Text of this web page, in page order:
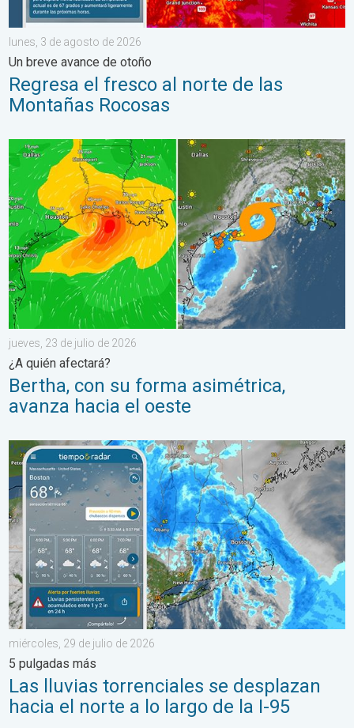
lunes, 3 de agosto de 2026
Un breve avance de otoño
Regresa el fresco al norte de las
Montañas Rocosas
Bertha, con su forma asimétrica, avanza hacia el oeste. ¿A
jueves, 23 de julio de 2026
¿A quién afectará?
Bertha, con su forma asimétrica,
avanza hacia el oeste
Las lluvias torrenciales se desplazan hacia el norte a lo
miércoles, 29 de julio de 2026
5 pulgadas más
Las lluvias torrenciales se desplazan
hacia el norte a lo largo de la I-95